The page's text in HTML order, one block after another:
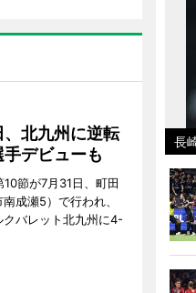
北九州に逆転
デビューも
節が7月31日、町田
成瀬5）で行われ、
バレット北九州に4-
長